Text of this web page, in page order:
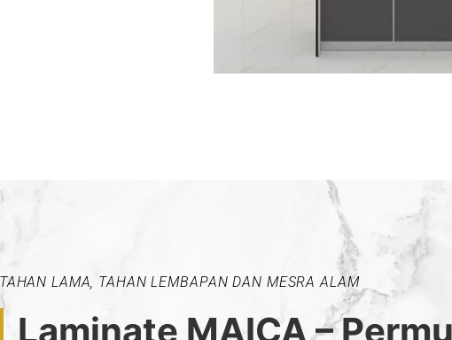
TAHAN LAMA, TAHAN LEMBAPAN DAN MESRA ALAM
Laminate MAICA –